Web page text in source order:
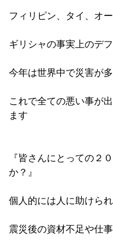
フィリピン、タイ、オ
ギリシャの事実上のデ
今年は世界中で災害が
これで全ての悪い事が
ます
『皆さんにとっての２
か？』
個人的には人に助けら
震災後の資材不足や仕